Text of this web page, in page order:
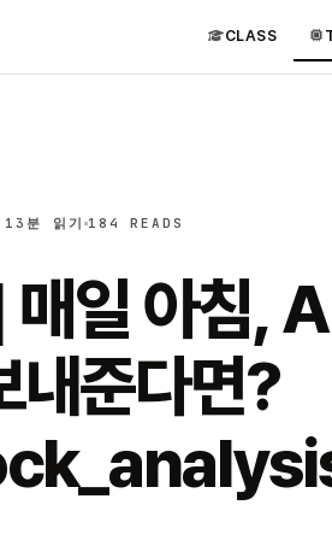
CLASS
13분 읽기 184 READS
일 아침,
내준다면?